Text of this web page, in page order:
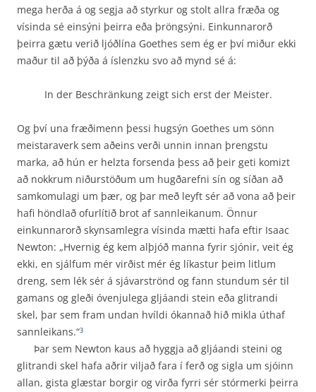
mega herða á og segja að styrkur og stolt allra fræða og
vísinda sé einsýni þeirra eða þröngsýni. Einkunnarorð
þeirra gætu verið ljóðlína Goethes sem ég er því miður ekki
maður til að þýða á íslenzku svo að mynd sé á:
In der Beschränkung zeigt sich erst der Meister.
Og því una fræðimenn þessi hugsýn Goethes um sönn
meistaraverk sem aðeins verði unnin innan þrengstu
marka, að hún er helzta forsenda þess að þeir geti komizt
að nokkrum niður­stöðum um hugðarefni sín og síðan að
samkomulagi um þær, og þar með leyft sér að vona að þeir
hafi höndlað ofurlítið brot af sannleikanum. Önnur
einkunnarorð skynsamlegra vísinda mætti hafa eftir Isaac
Newton: „Hvernig ég kem alþjóð manna fyrir sjónir, veit ég
ekki, en sjálfum mér virðist mér ég líkastur þeim litlum
dreng, sem lék sér á sjávarströnd og fann stundum sér til
gamans og gleði óvenjulega gljáandi stein eða glitrandi
skel, þar sem fram undan hvíldi ókannað hið mikla úthaf
sannleikans.“3
Þar sem Newton kaus að hyggja að gljáandi steini og
glitrandi skel hafa aðrir viljað fara í ferð og sigla um sjóinn
allan, gista glæstar borgir og virða fyrri sér stórmerki þeirra